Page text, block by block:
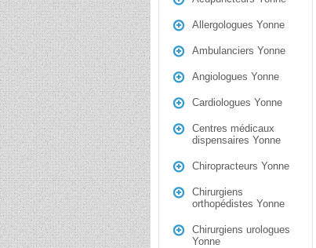
Allergologues Yonne
Ambulanciers Yonne
Angiologues Yonne
Cardiologues Yonne
Centres médicaux
dispensaires Yonne
Chiropracteurs Yonne
Chirurgiens
orthopédistes Yonne
Chirurgiens urologues
Yonne